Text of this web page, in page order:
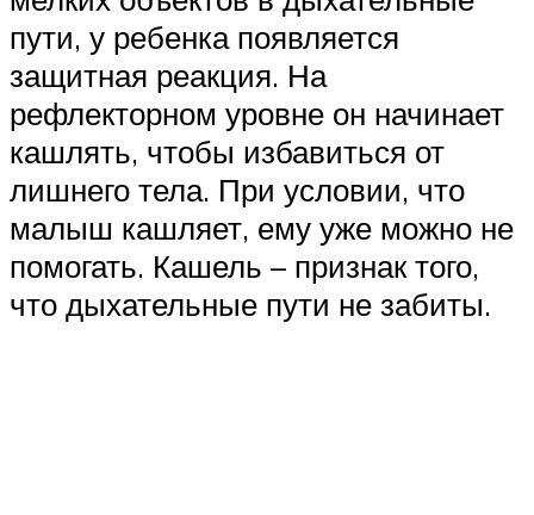
пути, у ребенка появляется
защитная реакция. На
рефлекторном уровне он начинает
кашлять, чтобы избавиться от
лишнего тела. При условии, что
малыш кашляет, ему уже можно не
помогать. Кашель – признак того,
что дыхательные пути не забиты.